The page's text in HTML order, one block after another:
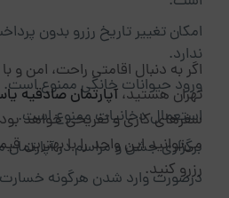
امکان تغییر تاریخ رزرو بدون
ندارد.
ورود حیوانات خانگی ممنوع است.
استعمال دخانیات ممنوع است.
برگزاری جشن و مراسم در
درصورت وارد شدن هرگونه خسارت
اگر به دنبال اقامتی راحت، امن و
تهران هستید،آپارتمان صادقیه
سفرهای کاری و تفریحی خواهد
می‌توانید این واحد را با بهترین
رزرو کنید.